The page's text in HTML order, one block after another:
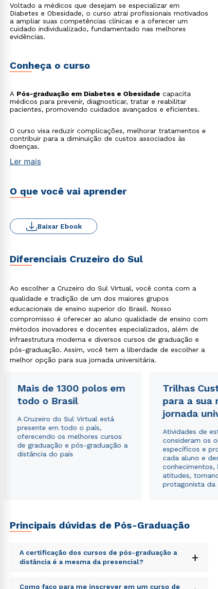
Voltado a médicos que desejam se especializar em
Diabetes e Obesidade, o curso atrai profissionais motivados
a ampliar suas competências clínicas e a oferecer um
cuidado individualizado, fundamentado nas melhores
evidências.
Conheça o curso
A Pós-graduação em Diabetes e Obesidade capacita
médicos para prevenir, diagnosticar, tratar e reabilitar
pacientes, promovendo cuidados avançados e eficientes.
O curso visa reduzir complicações, melhorar tratamentos e
contribuir para a diminuição de custos associados às
doenças.
Ler mais
O que você vai aprender
Baixar Ebook
Diferenciais Cruzeiro do Sul
Ao escolher a Cruzeiro do Sul Virtual, você conta com a
qualidade e tradição de um dos maiores grupos
educacionais de ensino superior do Brasil. Nosso
compromisso é oferecer ao aluno qualidade de ensino com
métodos inovadores e docentes especializados, além de
infraestrutura moderna e diversos cursos de graduação e
pós-graduação. Assim, você tem a liberdade de escolher a
melhor opção para sua jornada universitária.
Mais de 1300 polos em
todo o Brasil
A Cruzeiro do Sul Virtual está
presente em todo o país,
oferecendo os melhores cursos
de graduação e pós-graduação a
distância do país
Trilhas
para a sua
jornada
Atividades de
consideram os
específicos e
cada aluno e
conhecimentos,
atitudes,
protagonista da
Principais dúvidas de Pós-Graduação
A certificação dos cursos de pós-graduação a
distância é a mesma da presencial?
+
Sed ut perspiciatis unde omnis iste natus error sit
Como faço para me inscrever em um curso de